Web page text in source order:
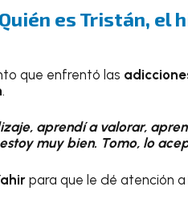
es Tristán, el
que enfrentó las
.
aprendí a valorar,
muy bien. Tomo, lo
para que le dé atención a